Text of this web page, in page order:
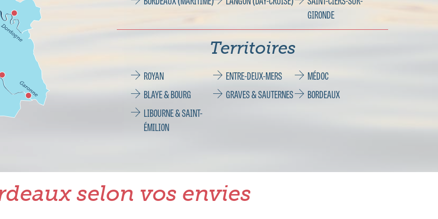
GIRONDE
Territoires
ROYAN ENTRE-DEUX-MERS
MÉDOC
BLAYE & BOURG
GRAVES & SAUTERNES
BORDEAUX
LIBOURNE & SAINT-
ÉMILION
selon vos envies